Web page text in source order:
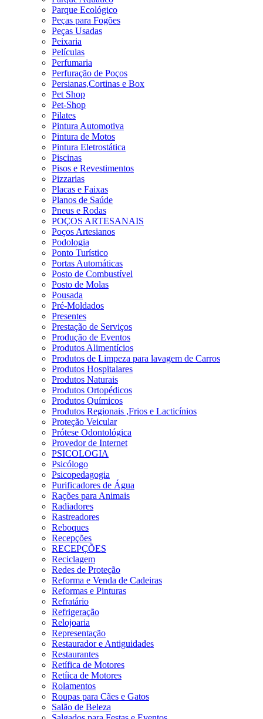
Parque Ecológico
Peças para Fogões
Peças Usadas
Peixaria
Películas
Perfumaria
Perfuração de Poços
Persianas,Cortinas e Box
Pet Shop
Pet-Shop
Pilates
Pintura Automotiva
Pintura de Motos
Pintura Eletrostática
Piscinas
Pisos e Revestimentos
Pizzarias
Placas e Faixas
Planos de Saúde
Pneus e Rodas
POÇOS ARTESANAIS
Poços Artesianos
Podologia
Ponto Turístico
Portas Automáticas
Posto de Combustível
Posto de Molas
Pousada
Pré-Moldados
Presentes
Prestação de Serviços
Produção de Eventos
Produtos Alimentícios
Produtos de Limpeza para lavagem de Carros
Produtos Hospitalares
Produtos Naturais
Produtos Ortopédicos
Produtos Químicos
Produtos Regionais ,Frios e Lacticínios
Proteção Veicular
Prótese Odontológica
Provedor de Internet
PSICOLOGIA
Psicólogo
Psicopedagogia
Purificadores de Água
Rações para Animais
Radiadores
Rastreadores
Reboques
Recepções
RECEPÇÕES
Reciclagem
Redes de Proteção
Reforma e Venda de Cadeiras
Reformas e Pinturas
Refratário
Refrigeração
Relojoaria
Representação
Restaurador e Antiguidades
Restaurantes
Retífica de Motores
Retíica de Motores
Rolamentos
Roupas para Cães e Gatos
Salão de Beleza